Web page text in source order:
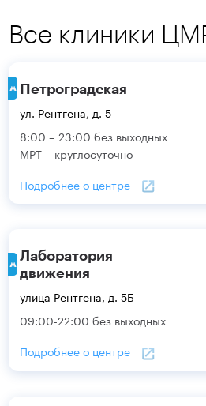
Все клиники
Петроградская
ул. Рентгена, д. 5
8:00 – 23:00 без выходных
МРТ – круглосуточно
Подробнее о центре
Лаборатория
движения
улица Рентгена, д. 5Б
09:00-22:00 без выходных
Подробнее о центре